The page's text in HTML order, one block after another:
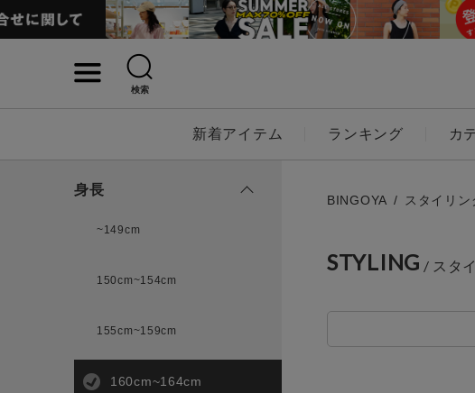
検索
新着アイテム ランキング カ
キーワード
LADIES
身長
~149cm
150cm~154cm
155cm~159cm
160cm~164cm
BINGOYA スタイリン
STYLING